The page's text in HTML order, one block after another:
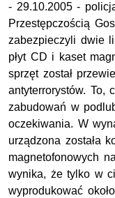
- 29.10.2005 -
Przestępczością
zabezpieczyli dwie
płyt CD i kaset
sprzęt został
antyterrorystów. To,
zabudowań w
oczekiwania. W
urządzona została
magnetofonowych
wynika, że tylko w
wyprodukować